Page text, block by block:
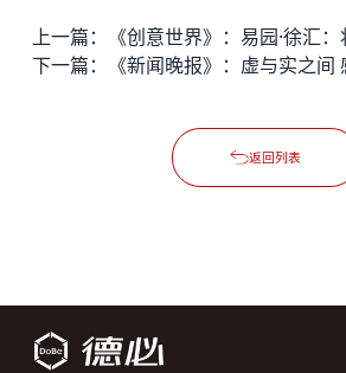
上一篇：
下一篇：
返回列表